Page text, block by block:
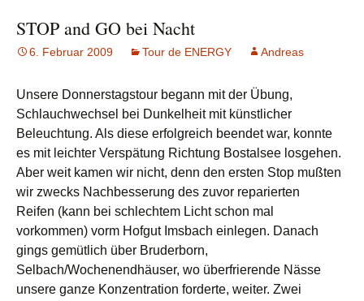
STOP and GO bei Nacht
6. Februar 2009 Tour de ENERGY Andreas
Unsere Donnerstagstour begann mit der Übung,
Schlauchwechsel bei Dunkelheit mit künstlicher
Beleuchtung. Als diese erfolgreich beendet war, konnte
es mit leichter Verspätung Richtung Bostalsee losgehen.
Aber weit kamen wir nicht, denn den ersten Stop mußten
wir zwecks Nachbesserung des zuvor reparierten
Reifen (kann bei schlechtem Licht schon mal
vorkommen) vorm Hofgut Imsbach einlegen. Danach
gings gemütlich über Bruderborn,
Selbach/Wochenendhäuser, wo überfrierende Nässe
unsere ganze Konzentration forderte, weiter. Zwei